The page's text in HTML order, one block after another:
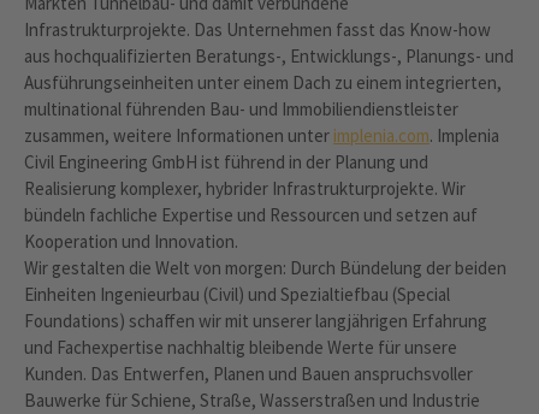
Infrastrukturprojekte. Das Unternehmen fasst das Know-how
aus hochqualifizierten Beratungs-, Entwicklungs-, Planungs- und
Ausführungseinheiten unter einem Dach zu einem integrierten,
multinational führenden Bau- und Immobiliendienstleister
zusammen, weitere Informationen unter implenia.com. Implenia
Civil Engineering GmbH ist führend in der Planung und
Realisierung komplexer, hybrider Infrastrukturprojekte. Wir
bündeln fachliche Expertise und Ressourcen und setzen auf
Kooperation und Innovation.
Wir gestalten die Welt von morgen: Durch Bündelung der beiden
Einheiten Ingenieurbau (Civil) und Spezialtiefbau (Special
Foundations) schaffen wir mit unserer langjährigen Erfahrung
und Fachexpertise nachhaltig bleibende Werte für unsere
Kunden. Das Entwerfen, Planen und Bauen anspruchsvoller
Bauwerke für Schiene, Straße, Wasserstraßen und Industrie